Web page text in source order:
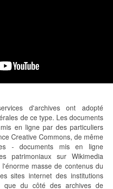
d'archives ont adopté
de ce type. Les documents
en ligne par des particuliers
Creative Commons, de même
- documents mis en ligne
patrimoniaux sur Wikimedia
masse de contenus du
sites internet des institutions
que du côté des archives de